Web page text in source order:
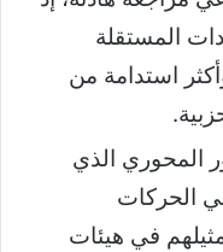
المستقلة
استدامة من
المحوري الذي
الحركات
في هيئات